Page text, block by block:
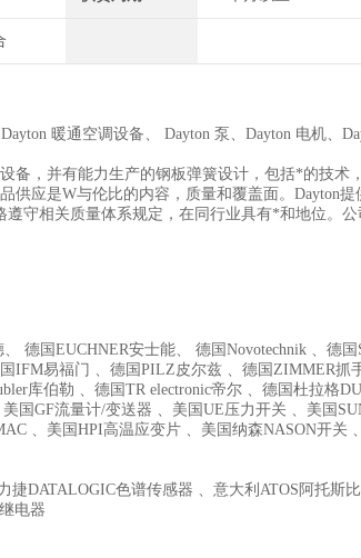
暖通空调设备、 Dayton 泵、Dayton 电机、
，并有能力生产的钢板弹簧设计，包括*的技术
供应是W与伦比的内容，质量和覆盖面。Dayton
守相关质量体系规定，在同行业具有*和地位。公
德国EUCHNER安士能、 德国Novotechnik 、德
IFM易福门 、德国PILZ皮尔兹 、德国ZIMMER抓
库伯勒 、德国TR electronic帝尔 、德国杜拉格
国GF流量计/变送器 、美国UE压力开关 、美国
、美国HPI高温应变片 、美国纳森NASON开关
DATALOGIC色谱传感器 、意大利ATOS阿托斯
电器